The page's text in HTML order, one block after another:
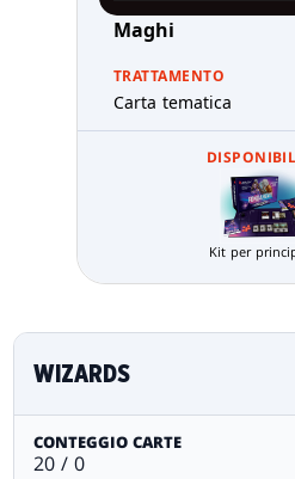
Maghi
TRATTAMENTO
Carta tematica
Kit per
WIZARDS
CONTEGGIO CARTE
20 / 0